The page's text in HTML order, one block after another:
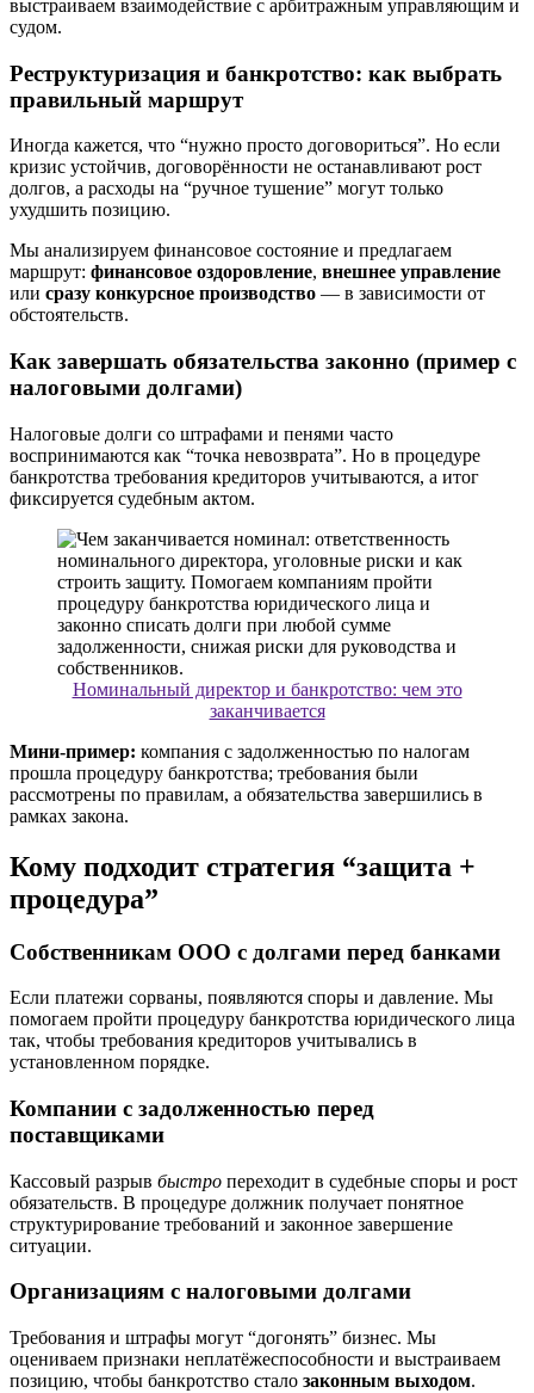
выстраиваем взаимодействие с арбитражным управляющим и
судом.
Реструктуризация и банкротство: как выбрать
правильный маршрут
Иногда кажется, что “нужно просто договориться”. Но если
кризис устойчив, договорённости не останавливают рост
долгов, а расходы на “ручное тушение” могут только
ухудшить позицию.
Мы анализируем финансовое состояние и предлагаем
маршрут: финансовое оздоровление, внешнее управление
или сразу конкурсное производство — в зависимости от
обстоятельств.
Как завершать обязательства законно (пример с
налоговыми долгами)
Налоговые долги со штрафами и пенями часто
воспринимаются как “точка невозврата”. Но в процедуре
банкротства требования кредиторов учитываются, а итог
фиксируется судебным актом.
Номинальный директор и банкротство: чем это
заканчивается
Мини-пример: компания с задолженностью по налогам
прошла процедуру банкротства; требования были
рассмотрены по правилам, а обязательства завершились в
рамках закона.
Кому подходит стратегия “защита +
процедура”
Собственникам ООО с долгами перед банками
Если платежи сорваны, появляются споры и давление. Мы
помогаем пройти процедуру банкротства юридического лица
так, чтобы требования кредиторов учитывались в
установленном порядке.
Компании с задолженностью перед
поставщиками
Кассовый разрыв быстро переходит в судебные споры и рост
обязательств. В процедуре должник получает понятное
структурирование требований и законное завершение
ситуации.
Организациям с налоговыми долгами
Требования и штрафы могут “догонять” бизнес. Мы
оцениваем признаки неплатёжеспособности и выстраиваем
позицию, чтобы банкротство стало законным выходом.